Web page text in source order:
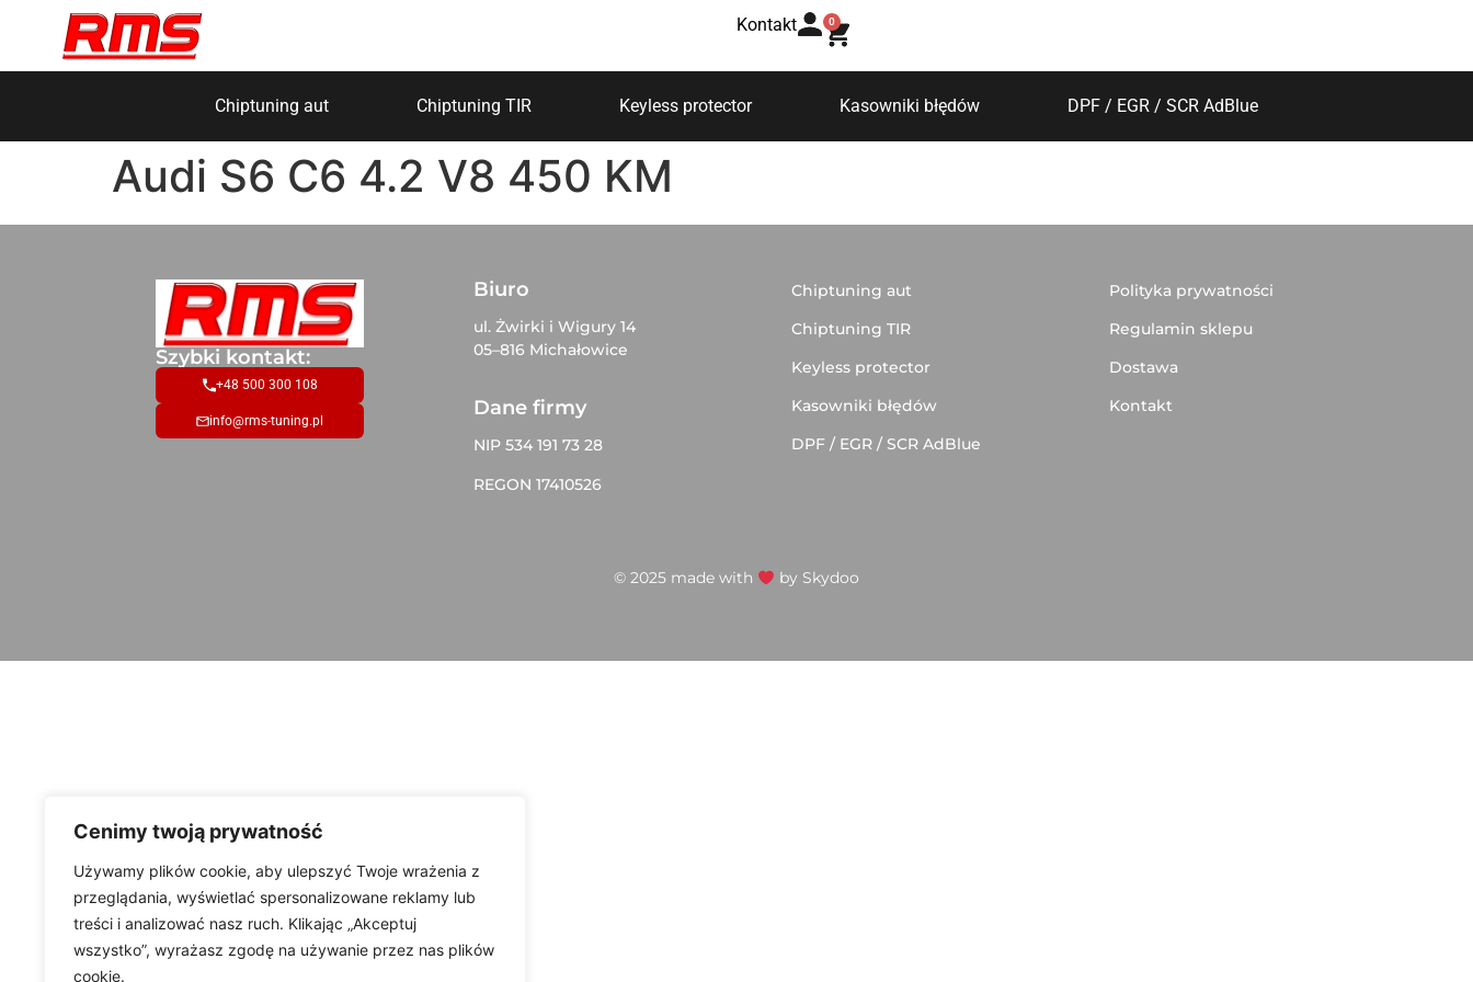
Cenimy twoją prywatność
Używamy plików cookie, aby ulepszyć Twoje wrażenia z
przeglądania, wyświetlać spersonalizowane reklamy lub
treści i analizować nasz ruch. Klikając „Akceptuj
wszystko”, wyrażasz zgodę na używanie przez nas plików
cookie.
Kontakt 0
Chiptuning aut Chiptuning TIR Keyless protector Kasowniki błędów DPF / EGR / SCR AdBlue
Audi S6 C6 4.2 V8 450 KM
Szybki kontakt:
+48 500 300 108
info@rms-tuning.pl
Biuro
ul. Żwirki i Wigury 14
05–816 Michałowice
Dane firmy
NIP 534 191 73 28
REGON 17410526
Chiptuning aut
Chiptuning TIR
Keyless protector
Kasowniki błędów
DPF / EGR / SCR AdBlue
Polityka prywatności
Regulamin sklepu
Dostawa
Kontakt
© 2025 made with by Skydoo